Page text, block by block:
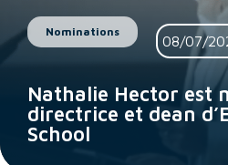
Nominations
08/07/
Nathalie Hector est
directrice et dean
School